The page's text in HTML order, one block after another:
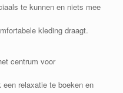
te kunnen en niets mee
kleding draagt.
centrum voor
relaxatie te boeken en